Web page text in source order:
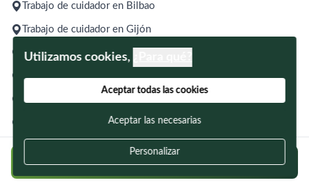
Regístrate gratis y encuentra a tu cuidador
Utilizamos cookies,
Aceptar todas las cookies
Aceptar las necesarias
Personalizar
Trabajo de cuidador en Bilbao
Trabajo de cuidador en Gijón
Trabajo de cuidador en Madrid
Trabajo de cuidador en Málaga
Trabajo de cuidador en Murcia
Trabajo de cuidador en Palma
Trabajo de cuidador en Santander